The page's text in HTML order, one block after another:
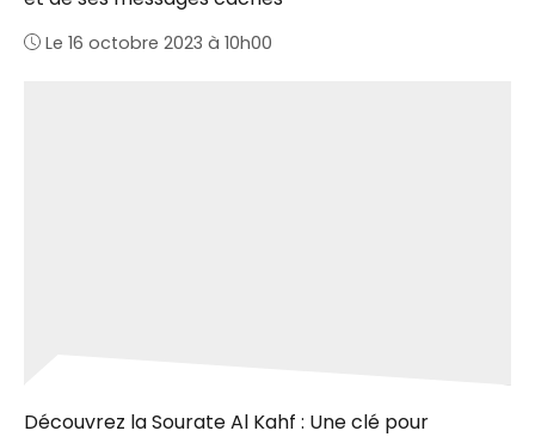
Le 16 octobre 2023 à 10h00
Découvrez la Sourate Al Kahf : Une clé pour